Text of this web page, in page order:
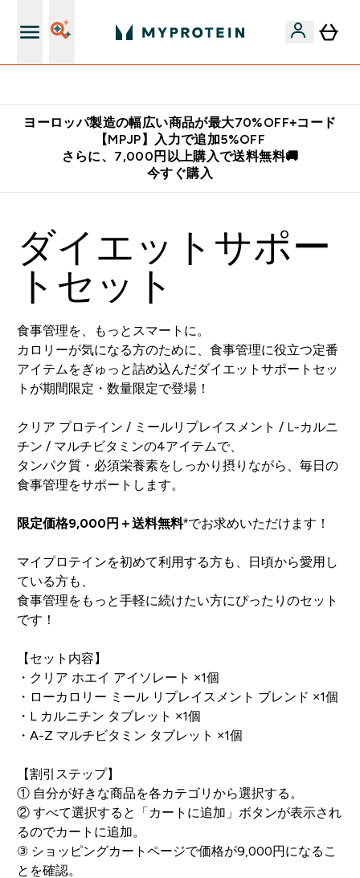
ヨーロッパ製造の幅広い商品が最大70%OFF+コード
【MPJP】入力で追加5%OFF
さらに、7,000円以上購入で送料無料🚚
今すぐ購入
ダイエットサポー
トセット
食事管理を、もっとスマートに。
カロリーが気になる方のために、食事管理に役立つ定番
アイテムをぎゅっと詰め込んだダイエットサポートセッ
トが期間限定・数量限定で登場！
クリア プロテイン / ミールリプレイスメント / L-カルニ
チン / マルチビタミンの4アイテムで、
タンパク質・必須栄養素をしっかり摂りながら、毎日の
食事管理をサポートします。
限定価格9,000円＋送料無料*でお求めいただけます！
マイプロテインを初めて利用する方も、日頃から愛用し
ている方も、
食事管理をもっと手軽に続けたい方にぴったりのセット
です！
【セット内容】
・クリア ホエイ アイソレート ×1個
・ローカロリー ミール リプレイスメント ブレンド ×1個
・L カルニチン タブレット ×1個
・A-Z マルチビタミン タブレット ×1個
【割引ステップ】
① 自分が好きな商品を各カテゴリから選択する。
② すべて選択すると「カートに追加」ボタンが表示され
るのでカートに追加。
③ ショッピングカートページで価格が9,000円になるこ
とを確認。